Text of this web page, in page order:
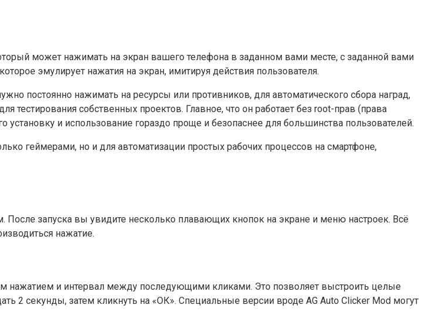
может нажимать на экран вашего телефона в заданном вами месте, с заданной вами
эмулирует нажатия на экран, имитируя действия пользователя.
постоянно нажимать на ресурсы или противников, для автоматического сбора наград,
собственных проектов. Главное, что он работает без root-прав (права
и использование гораздо проще и безопаснее для большинства пользователей.
геймерами, но и для автоматизации простых рабочих процессов на смартфоне,
запуска вы увидите несколько плавающих кнопок на экране и меню настроек. Всё
нажатие.
нажатием и интервал между последующими кликами. Это позволяет выстроить целые
2 секунды, затем кликнуть на «ОК». Специальные версии вроде AG Auto Clicker Mod могут